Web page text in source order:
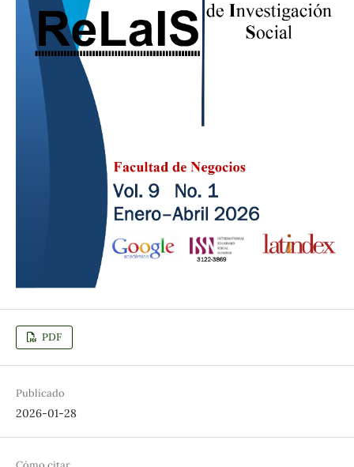
PDF
Publicado
2026-01-28